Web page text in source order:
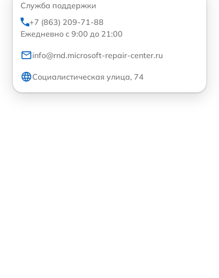
Служба поддержки
+7 (863) 209-71-88
Ежедневно с 9:00 до 21:00
info@rnd.microsoft-repair-center.ru
Социалистическая улица, 74